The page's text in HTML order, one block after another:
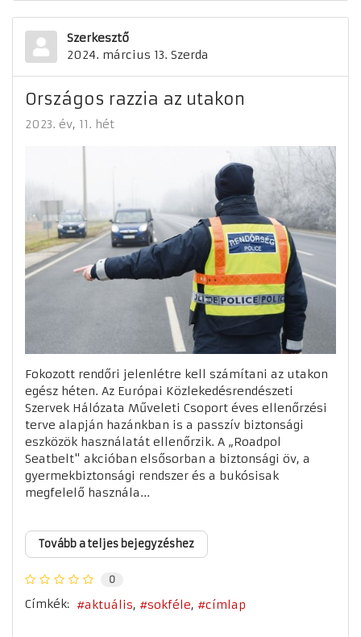
Szerkesztő
2024. március 13. Szerda
Országos razzia az utakon
2023. év 11. hét
Fokozott rendőri jelenlétre kell számítani az utakon
egész héten. Az Európai Közlekedésrendészeti
Szervek Hálózata Műveleti Csoport éves ellenőrzési
terve alapján hazánkban is a passzív biztonsági
eszközök használatát ellenőrzik. A „Roadpol
Seatbelt" akcióban elsősorban a biztonsági öv, a
gyermekbiztonsági rendszer és a bukósisak
megfelelő használa...
Tovább a teljes bejegyzéshez
0
Címkék: aktuális sokféle címlap